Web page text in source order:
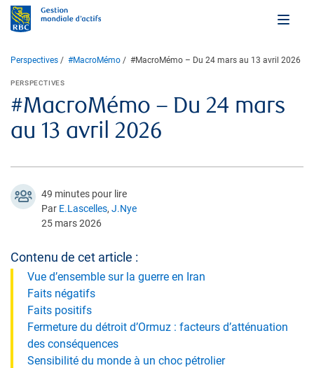
Perspectives #MacroMémo #MacroMémo – Du 24 mars au 13 avril 2026
#MacroMémo – Du 24 mars
au 13 avril 2026
PERSPECTIVES
49 minutes pour lire
Par E.Lascelles, J.Nye
25 mars 2026
Contenu de cet article :
Vue d’ensemble sur la guerre en Iran
Faits négatifs
Faits positifs
Fermeture du détroit d’Ormuz : facteurs d’atténuation
des conséquences
Sensibilité du monde à un choc pétrolier